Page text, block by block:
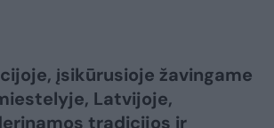
įsikūrusioje žavingame
Latvijoje,
tradicijos ir